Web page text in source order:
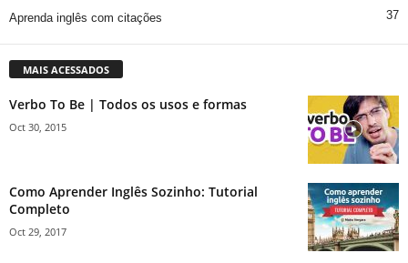
Aprenda inglês com citações 37
MAIS ACESSADOS
Verbo To Be | Todos os usos e formas
Oct 30, 2015
Como Aprender Inglês Sozinho: Tutorial
Completo
Oct 29, 2017